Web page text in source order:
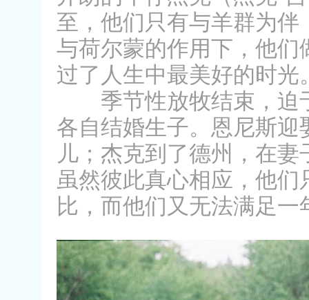
至，他们只有与羊群为
与荷尔蒙的作用下，他们
过了人生中最美好的时光
季节性放牧结束，迫
各自结婚生子。恩尼斯
儿；杰克到了德州，在
虽然彼此真心相应，他
比，而他们又无法满足